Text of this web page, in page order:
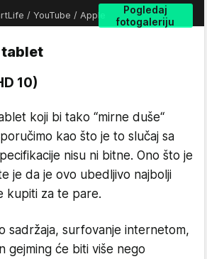
Pogledaj
fotogaleriju
/ YouTube / Apple
10)
koji bi tako “mirne duše“
kao što je to slučaj sa
nisu ni bitne. Ono što je
je da je ovo ubedljivo najbolji
kupiti za te pare.
sadržaja, surfovanje internetom,
gejming će biti više nego